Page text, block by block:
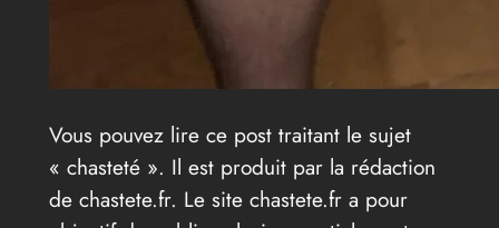
Vous pouvez lire ce post traitant le sujet
« chasteté ». Il est produit par la rédaction
de chastete.fr. Le site chastete.fr a pour